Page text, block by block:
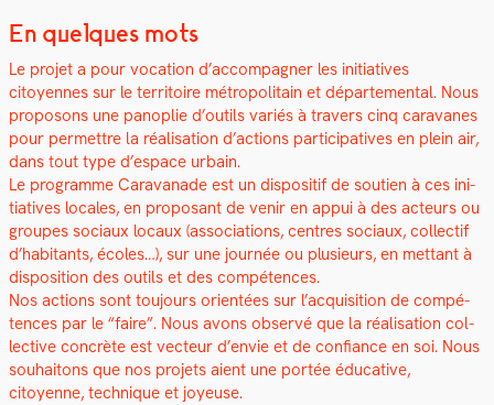
En quelques mots
Le pro­jet a pour voca­tion d’accompagner les ini­tia­tives
citoyennes sur le ter­ri­toire mét­ro­pol­i­tain et départe­men­tal. Nous
pro­posons une panoplie d’outils var­iés à tra­vers cinq car­a­vanes
pour per­me­t­tre la réal­i­sa­tion d’actions par­tic­i­pa­tives en plein air,
dans tout type d’espace urbain.
Le pro­gramme Car­a­vanade est un dis­posi­tif de sou­tien à ces ini­
tia­tives locales, en pro­posant de venir en appui à des acteurs ou
groupes soci­aux locaux (asso­ci­a­tions, cen­tres soci­aux, col­lec­tif
d’habitants, écoles…), sur une journée ou plusieurs, en met­tant à
dis­po­si­tion des out­ils et des com­pé­tences.
Nos actions sont tou­jours ori­en­tées sur l’acquisition de com­pé­
tences par le “faire”. Nous avons observé que la réal­i­sa­tion col­
lec­tive con­crète est vecteur d’envie et de con­fi­ance en soi. Nous
souhaitons que nos pro­jets aient une portée éduca­tive,
citoyenne, tech­nique et joyeuse.